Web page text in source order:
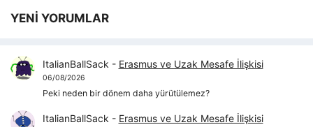
YENİ YORUMLAR
ItalianBallSack - Erasmus ve Uzak Mesafe İlişkisi
06/08/2026
Peki neden bir dönem daha yürütülemez?
ItalianBallSack - Erasmus ve Uzak Mesafe İlişkisi